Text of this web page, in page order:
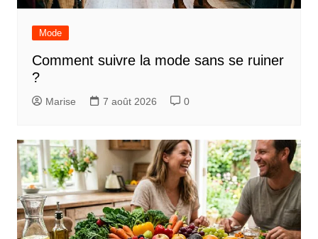
Mode
Comment suivre la mode sans se ruiner
?
Marise 7 août 2026 0